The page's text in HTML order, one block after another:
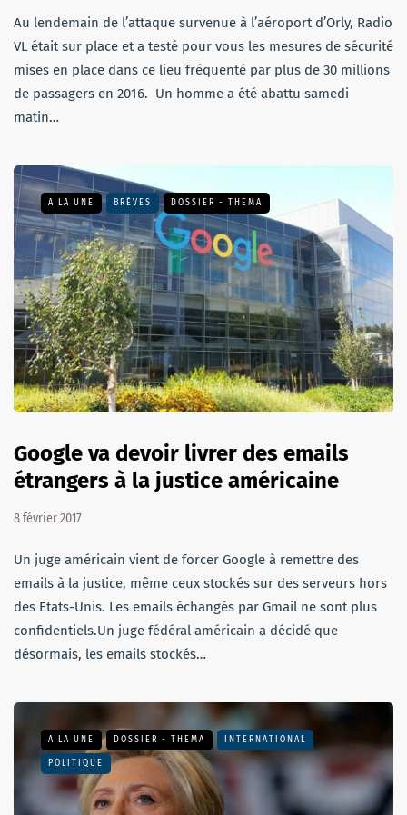
Au lendemain de l’attaque survenue à l’aéroport d’Orly, Radio
VL était sur place et a testé pour vous les mesures de sécurité
mises en place dans ce lieu fréquenté par plus de 30 millions
de passagers en 2016. Un homme a été abattu samedi
matin…
A LA UNE BRÈVES DOSSIER - THEMA
Google va devoir livrer des emails
étrangers à la justice américaine
8 février 2017
Un juge américain vient de forcer Google à remettre des
emails à la justice, même ceux stockés sur des serveurs hors
des Etats-Unis. Les emails échangés par Gmail ne sont plus
confidentiels.Un juge fédéral américain a décidé que
désormais, les emails stockés…
A LA UNE DOSSIER - THEMA INTERNATIONAL
POLITIQUE